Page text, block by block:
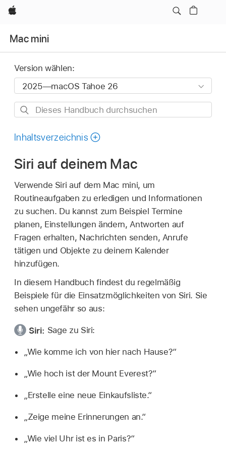
Apple
Mac mini
Version wählen:
Dieses
durchsuchen
Inhaltsverzeichnis
Siri auf deinem Mac
Verwende Siri auf dem Mac mini, um
Routineaufgaben zu erledigen und Informationen
zu suchen. Du kannst zum Beispiel Termine
planen, Einstellungen ändern, Antworten auf
Fragen erhalten, Nachrichten senden, Anrufe
tätigen und Objekte zu deinem Kalender
hinzufügen.
In diesem Handbuch findest du regelmäßig
Beispiele für die Einsatzmöglichkeiten von Siri. Sie
sehen ungefähr so aus:
Siri: Sage zu Siri:
„Wie komme ich von hier nach Hause?“
„Wie hoch ist der Mount Everest?“
„Erstelle eine neue Einkaufsliste.“
„Zeige meine Erinnerungen an.“
„Wie viel Uhr ist es in Paris?“